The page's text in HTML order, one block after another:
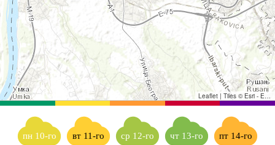
Leaflet | Tiles © Esri - Esri, DeLorme, NAVTEQ, TomTom, Intermap, iPC, USGS, FAO, NPS, NRCAN, GeoBase, Kadaster NL, Ordnance Survey, Esri Japan, METI, Esri China (Hong Kong), and the GIS User Community
пн 10-го вт 11-го ср 12-го чт 13-го пт 14-го